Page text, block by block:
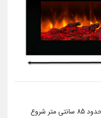
بیستون معمولا از حدود 85 سانتی متر شروع